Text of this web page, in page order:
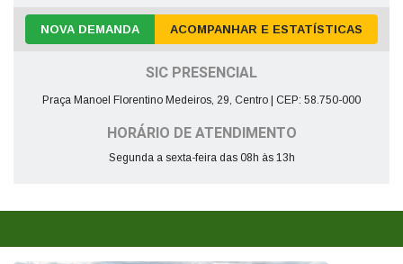
NOVA DEMANDA ACOMPANHAR E ESTATÍSTICAS
SIC PRESENCIAL
Praça Manoel Florentino Medeiros, 29, Centro | CEP: 58.750-000
HORÁRIO DE ATENDIMENTO
Segunda a sexta-feira das 08h às 13h